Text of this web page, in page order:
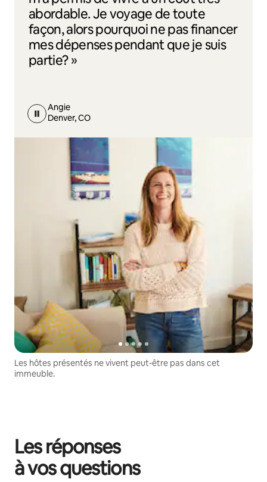
abordable. Je voyage de toute
façon, alors pourquoi ne pas financer
mes dépenses pendant que je suis
partie? »
Angie
Denver, CO
Les hôtes présentés ne vivent peut-être pas dans cet
immeuble.
Les réponses
à vos questions